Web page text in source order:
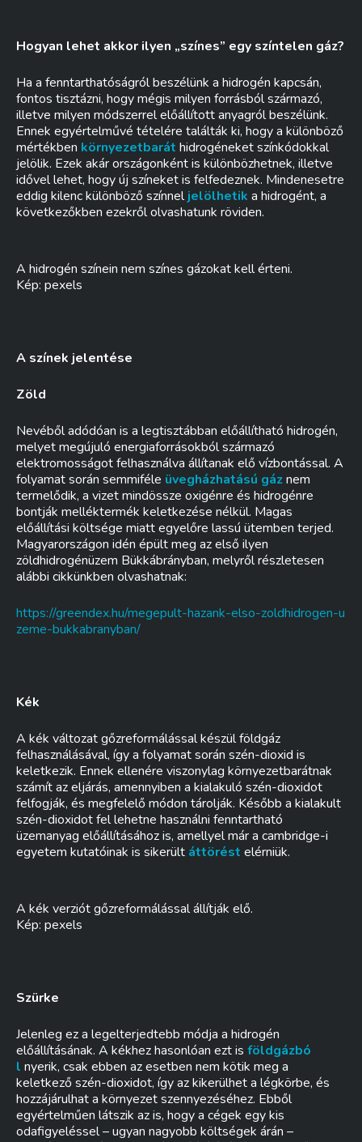
Hogyan lehet akkor ilyen „színes” egy színtelen gáz?
Ha a fenntarthatóságról beszélünk a hidrogén kapcsán,
fontos tisztázni, hogy mégis milyen forrásból származó,
illetve milyen módszerrel előállított anyagról beszélünk.
Ennek egyértelművé tételére találták ki, hogy a különböző
mértékben környezetbarát hidrogéneket színkódokkal
jelölik. Ezek akár országonként is különbözhetnek, illetve
idővel lehet, hogy új színeket is felfedeznek. Mindenesetre
eddig kilenc különböző színneljelölhetik a hidrogént, a
következőkben ezekről olvashatunk röviden.
A hidrogén színein nem színes gázokat kell érteni.
Kép: pexels
A színek jelentése
Zöld
Nevéből adódóan is a legtisztábban előállítható hidrogén,
melyet megújuló energiaforrásokból származó
elektromosságot felhasználva állítanak elő vízbontással. A
folyamat során semmiféle üvegházhatású gáznem
termelődik, a vizet mindössze oxigénre és hidrogénre
bontják melléktermék keletkezése nélkül. Magas
előállítási költsége miatt egyelőre lassú ütemben terjed.
Magyarországon idén épült meg az első ilyen
zöldhidrogénüzem Bükkábrányban, melyről részletesen
alábbi cikkünkben olvashatnak:
https://greendex.hu/megepult-hazank-elso-zoldhidrogen-u
zeme-bukkabranyban/
Kék
A kék változat gőzreformálással készül földgáz
felhasználásával, így a folyamat során szén-dioxid is
keletkezik. Ennek ellenére viszonylag környezetbarátnak
számít az eljárás, amennyiben a kialakuló szén-dioxidot
felfogják, és megfelelő módon tárolják. Később a kialakult
szén-dioxidot fel lehetne használni fenntartható
üzemanyag előállításához is, amellyel már a cambridge-i
egyetem kutatóinak is sikerült áttörést elérniük.
A kék verziót gőzreformálással állítják elő.
Kép: pexels
Szürke
Jelenleg ez a legelterjedtebb módja a hidrogén
előállításának. A kékhez hasonlóan ezt is földgázbó
l nyerik, csak ebben az esetben nem kötik meg a
keletkező szén-dioxidot, így az kikerülhet a légkörbe, és
hozzájárulhat a környezet szennyezéséhez. Ebből
egyértelműen látszik az is, hogy a cégek egy kis
odafigyeléssel – ugyan nagyobb költségek árán –